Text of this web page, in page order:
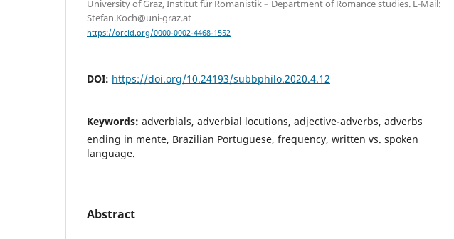
University of Graz, Institut für Romanistik – Department of Romance studies. E-Mail:
Stefan.Koch@uni-graz.at
https://orcid.org/0000-0002-4468-1552
DOI: https://doi.org/10.24193/subbphilo.2020.4.12
Keywords: adverbials, adverbial locutions, adjective-adverbs, adverbs
ending in mente, Brazilian Portuguese, frequency, written vs. spoken
language.
Abstract